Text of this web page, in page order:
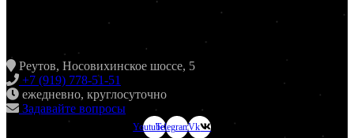
Реутов, Носовихинское шоссе, 5
+7 (919) 778-51-51
ежедневно, круглосуточно
Задавайте вопросы
YoutubeTelegramVk